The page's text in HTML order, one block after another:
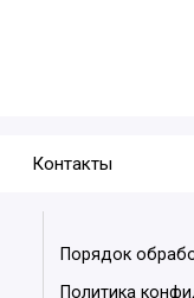
Контакты
Порядок
Политика